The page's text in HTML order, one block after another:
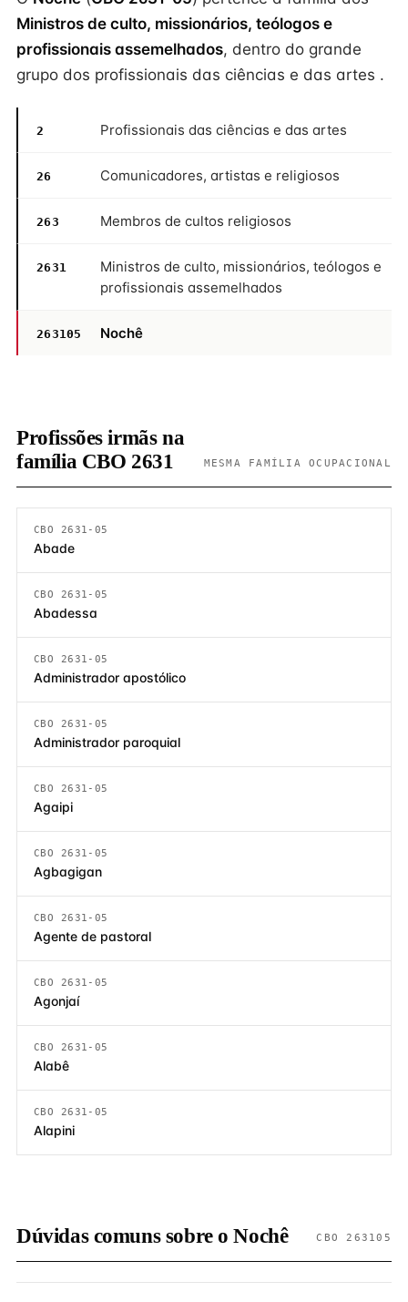
Ministros de culto, missionários, teólogos e
profissionais assemelhados, dentro do grande
grupo dos profissionais das ciências e das artes .
2 Profissionais das ciências e das artes
26 Comunicadores, artistas e religiosos
263 Membros de cultos religiosos
2631
Ministros de culto, missionários, teólogos e
profissionais assemelhados
263105 Nochê
Profissões irmãs na
família CBO 2631
MESMA FAMÍLIA OCUPACIONAL
CBO 2631-05
Abade
CBO 2631-05
Abadessa
CBO 2631-05
Administrador apostólico
CBO 2631-05
Administrador paroquial
CBO 2631-05
Agaipi
CBO 2631-05
Agbagigan
CBO 2631-05
Agente de pastoral
CBO 2631-05
Agonjaí
CBO 2631-05
Alabê
CBO 2631-05
Alapini
Dúvidas comuns sobre o Nochê CBO 263105